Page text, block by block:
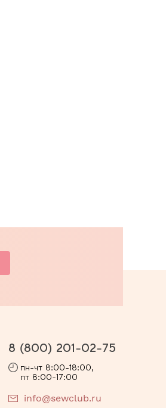
8 (800) 201-02-75
пн-чт 8:00-18:00,
пт 8:00-17:00
info@sewclub.ru